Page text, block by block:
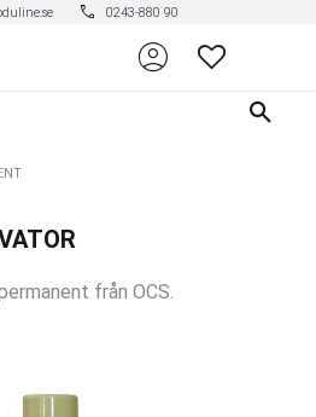
phone 0243-880 90
account_circle FAVORITER
från OCS.